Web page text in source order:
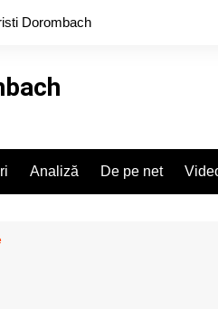
Dorombach
Analiză De pe net